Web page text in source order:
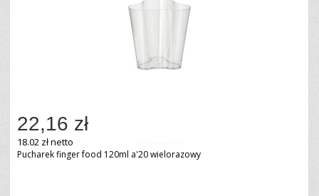
22,16 zł
18.02 zł netto
Pucharek finger food 120ml a'20 wielorazowy